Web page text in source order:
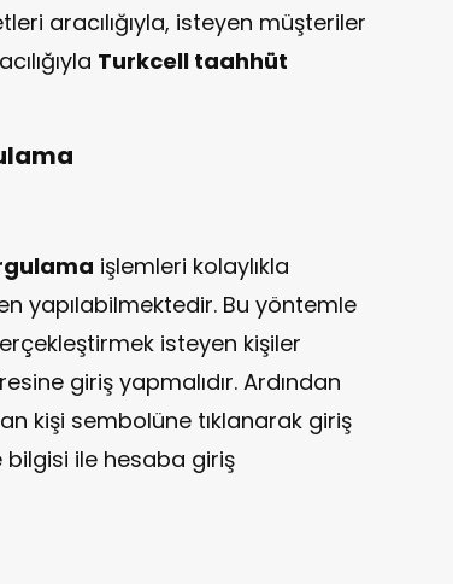
aracılığıyla, isteyen müşteriler
Turkcell taahhüt
işlemleri kolaylıkla
yapılabilmektedir. Bu yöntemle
isteyen kişiler
giriş yapmalıdır. Ardından
kişi sembolüne tıklanarak giriş
bilgisi ile hesaba giriş